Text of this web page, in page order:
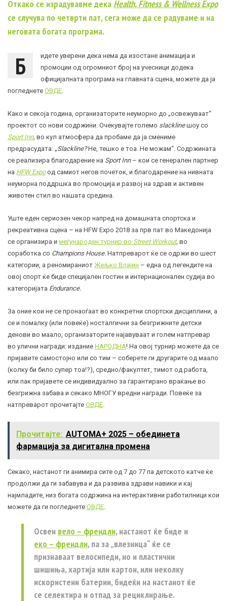
Откако се израдувавме дека Health, Fitness & Wellness Expo
се случува по четврти пат, сега може да се радуваме и на
неговата богата програма.
Б
идете уверени дека нема да изостане анимација и
промоции од огромниот број на учесници додека
официјалната програма на главната сцена, можете да ја
погледнете ОВДЕ
Како и секоја година, организаторите неуморно до „освежуваат“
проектот со нови содржини. Очекувајте големо slacklineшоу со
Sport Inn, во кул атмосфера да пробаме да ја смениме
предрасудата: „Slackline?Не, тешко е тоа. Не можам“. Содржината
се реализира благодарение на Sport Inn– кои се генерален партнер
на HFW Expoод самиот негов почеток, и благодарение на нивната
неуморна поддршка во промоција и развој на здрав и активен
животен стил во нашата средина.
Уште еден сериозен чекор напред на домашната спортска и
рекреативна сцена – на HFW Expo 2018 за прв пат во Македонија
се организира и меѓународен турнир во Street Workout, во
соработка со Champions House. Натпреварот ќе се одржи во шест
категории, а реномираниот Жељко Влајин – една од легендите на
овој спорт ќе биде специјален гостин и интернационален судија во
категоријата Endurance.
За оние кои не се пронаоѓаат во конкретни спортски дисциплини, а
се и помалку (или повеќе) носталгични за безгрижните детски
денови во маало, организаторите најавуваат и голем натпревар
во улични награди: издание НАРОДНА! На овој турнир можете да се
пријавите самостојно или со тим – соберете ги другарите од маало
(колку би било супер тоа!?), средно/факултет, тимот од работа,
или пак пријавете се индивидуално за гарантирано враќање во
безгрижна забава и секако МНОГУ вредни награди. Повеќе за
натпреварот прочитајте ОВДЕ
Прочитајте: AUTOMA+ 2025 – обединета
фармација за дигитална промена
Секако, настанот ги анимира сите од 7 до 77 па детското катче ќе
продолжи да ги забавува и да развива здрави навики и кај
најмладите, низ богата содржина на интерактивни работилници кои
можете да ги погледнете ОВДЕ
Освен вело – френдли, настанот ќе биде и
еко – френдли, па за „влезница“ ќе се
признаваат велосипеди, но и пластични
шишиња, хартија или картон, или неколку
искористени батерии, бидеќи на настанот ќе
се селектира и отпад за рециклирање.